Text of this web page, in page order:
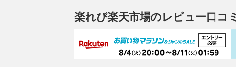
楽れび楽天市場のレビュー口コ